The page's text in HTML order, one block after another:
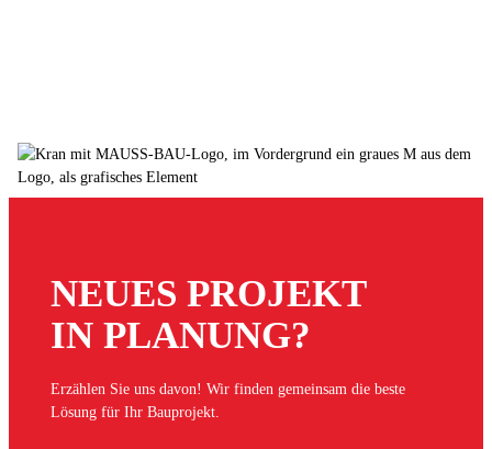
NEUES PROJEKT
IN PLANUNG?
Erzählen Sie uns davon! Wir finden gemeinsam die beste
Lösung für Ihr Bauprojekt.